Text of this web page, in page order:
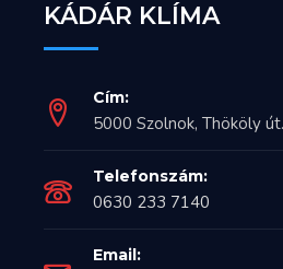
KÁDÁR KLÍMA
Cím:
5000 Szolnok, Thököly
Telefonszám:
0630 233 7140
Email: